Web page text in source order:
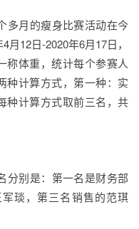
月的瘦身比赛活动在今
12日-2020年6月17日，
称体重，统计每个参赛人
种计算方式，第一种：实
种计算方式取前三名，共
别是：第一名是财务部
琰，第三名销售的范琪